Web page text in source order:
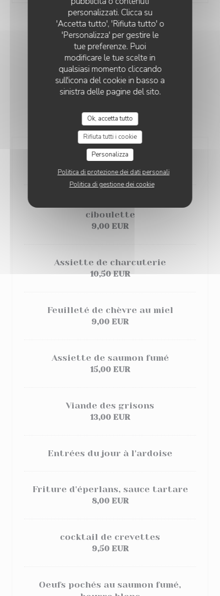
personalizzati. Clicca su
'Accetta tutto', 'Rifiuta tutto' o
'Personalizza' per gestire le
tue preferenze. Puoi
modificare le tue scelte in
qualsiasi momento cliccando
sull'icona del cookie in basso a
sinistra delle pagine del sito.
Ok, accetta tutto
Rifiuta tutti i cookie
Personalizza
Politica di protezione dei dati personali
Politica di gestione dei cookie
CARTE & MENUS
LES ENTRÉES
Beignets de crevettes, sauce thaï
ciboulette
9,00 EUR
Assiette de charcuterie
10,50 EUR
Feuilleté de chèvre au miel
9,00 EUR
Assiette de saumon fumé
15,00 EUR
Viande des grisons
13,00 EUR
Entrées du jour à l'ardoise
Friture d'éperlans, sauce tartare
8,00 EUR
cocktail de crevettes
9,50 EUR
Oeufs pochés au saumon fumé,